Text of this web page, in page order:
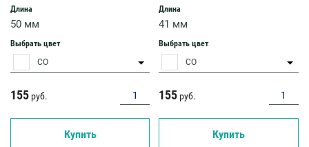
Длина
50 мм
Выбрать цвет
CO
155 руб.
Купить
Длина
41 мм
Выбрать цвет
CO
155 руб.
Купить